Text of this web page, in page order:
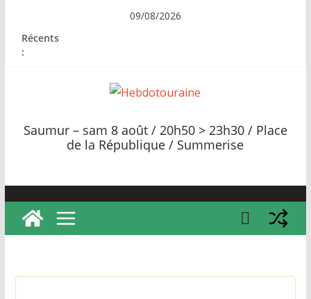
contenu
09/08/2026
Récents
:
e
b
o
t
u
a
Saumur – sam 8 août / 20h50 > 23h30 / Place
de la République / Summerise